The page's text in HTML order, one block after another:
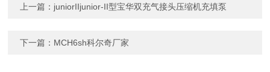
上一篇： juniorIIjunior-II型宝华双充气接头压缩机充填泵
下一篇： MCH6sh科尔奇厂家